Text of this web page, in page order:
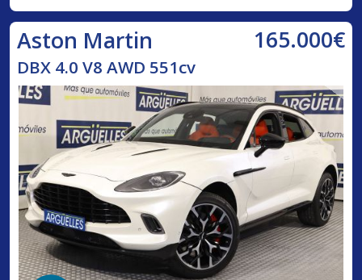
Aston Martin 165.000€
DBX 4.0 V8 AWD 551cv